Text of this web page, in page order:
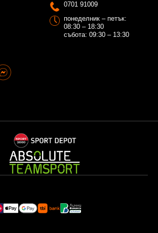
0701 91009
понеделник – петък:
08:30 – 18:30
събота: 09:30 – 13:30